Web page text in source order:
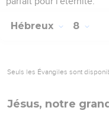
Hébreux 8
Seuls les Évangiles sont
Jésus, notre